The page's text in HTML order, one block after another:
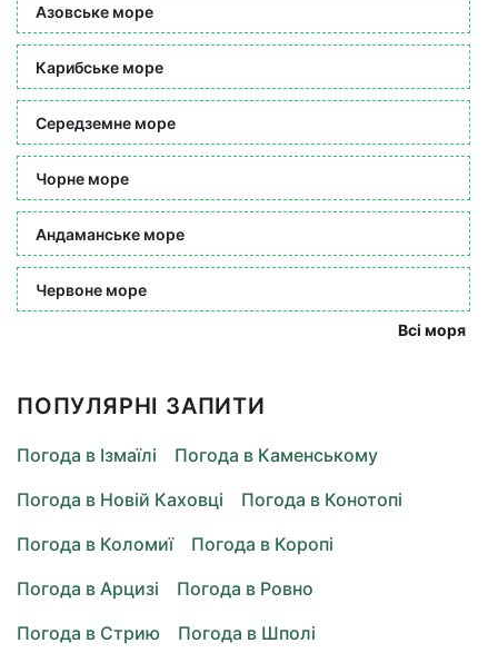
Азовське море
Карибське море
Середземне море
Чорне море
Андаманське море
Червоне море
Всі моря
ПОПУЛЯРНІ ЗАПИТИ
Погода в Ізмаїлі
Погода в Каменському
Погода в Новій Каховці
Погода в Конотопі
Погода в Коломиї
Погода в Коропі
Погода в Арцизі
Погода в Ровно
Погода в Стрию
Погода в Шполі